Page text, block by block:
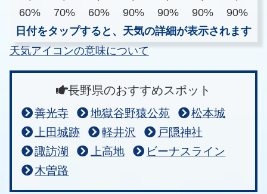
60%
70% 60% 90% 90% 90%
90%
日付をタップすると、天気の詳細が表示されます
天気アイコンの意味について
長野県のおすすめスポット
善光寺 地獄谷野猿公苑
松本城
上田城跡
軽井沢
戸隠神社
諏訪湖
上高地
ビーナスライン
木曽路